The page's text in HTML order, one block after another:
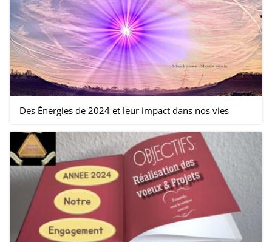
Des Énergies de 2024 et leur impact dans nos vies